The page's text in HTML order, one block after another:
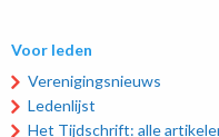
Voor leden
Verenigingsnieuws
Ledenlijst
Het Tijdschrift: alle